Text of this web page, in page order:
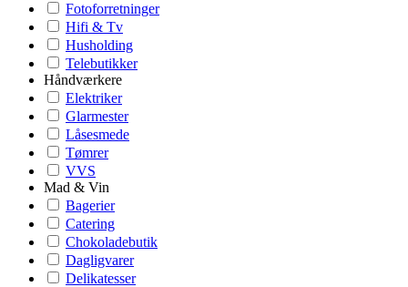
Fotoforretninger
Hifi & Tv
Husholding
Telebutikker
Håndværkere
Elektriker
Glarmester
Låsesmede
Tømrer
VVS
Mad & Vin
Bagerier
Catering
Chokoladebutik
Dagligvarer
Delikatesser